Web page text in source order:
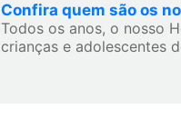
Confira quem são os
Todos os anos, o nosso
crianças e adolescentes